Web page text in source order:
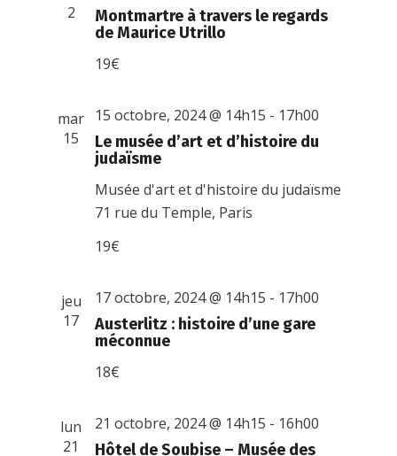
vues
2
Montmartre à travers le regards
de Maurice Utrillo
19€
mar
15
Le musée d’art et d’histoire du
judaïsme
15 octobre, 2024 @ 14h15 - 17h00
Musée d'art et d'histoire du judaïsme
71 rue du Temple, Paris
19€
jeu
17
Austerlitz : histoire d’une gare
méconnue
17 octobre, 2024 @ 14h15 - 17h00
18€
lun
21
Hôtel de Soubise – Musée des
21 octobre, 2024 @ 14h15 - 16h00